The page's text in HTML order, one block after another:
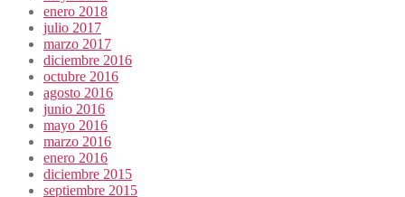
enero 2018
julio 2017
marzo 2017
diciembre 2016
octubre 2016
agosto 2016
junio 2016
mayo 2016
marzo 2016
enero 2016
diciembre 2015
septiembre 2015